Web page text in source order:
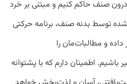
صنف حاکم کنیم و مبتنی بر خرد
توسط بدنه صنف، برنامه حرکتی
داده و مطالبات‌مان را
باشیم. اطمینان دارم که با پشتوانه